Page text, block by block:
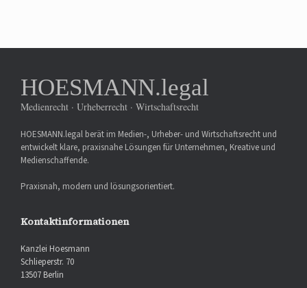
HOESMANN.legal
Medienrecht · Urheberrecht · Wirtschaftsrecht
HOESMANN.legal berät im Medien-, Urheber- und Wirtschaftsrecht und
entwickelt klare, praxisnahe Lösungen für Unternehmen, Kreative und
Medienschaffende.
Praxisnah, modern und lösungsorientiert.
Kontaktinformationen
Kanzlei Hoesmann
Schlieperstr. 70
13507 Berlin